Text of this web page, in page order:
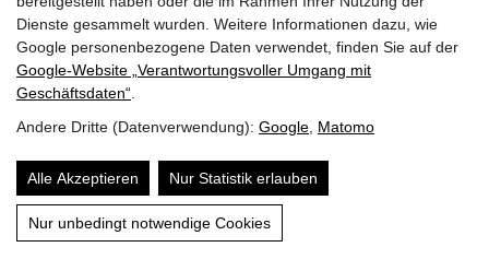
Dienste gesammelt wurden. Weitere Informationen dazu, wie
Google personenbezogene Daten verwendet, finden Sie auf der
Google‑Website „Verantwortungsvoller Umgang mit
Geschäftsdaten“
Andere Dritte (Datenverwendung): Google Matomo
Alle Akzeptieren Nur Statistik erlauben
Nur unbedingt notwendige Cookies
IMPRESSUM & DATENSCHUTZ